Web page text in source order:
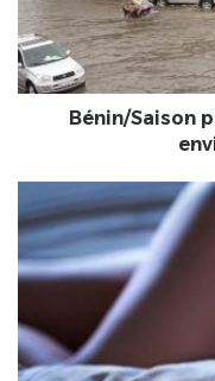
environs
inondés
!
Bénin/Saison
divers
Un
et
accompagne